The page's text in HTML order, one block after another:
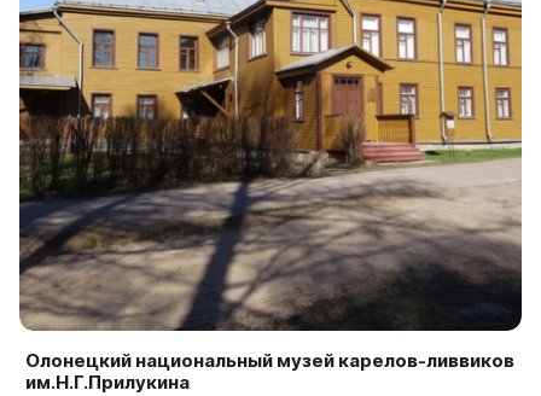
Олонецкий национальный музей карелов-ливвиков
им.Н.Г.Прилукина